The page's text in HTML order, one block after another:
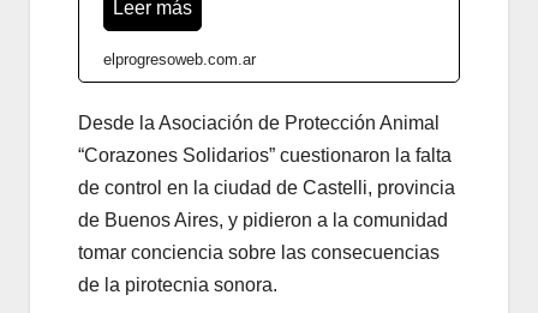
Leer más
elprogresoweb.com.ar
Desde la Asociación de Protección Animal
“Corazones Solidarios” cuestionaron la falta
de control en la ciudad de Castelli, provincia
de Buenos Aires, y pidieron a la comunidad
tomar conciencia sobre las consecuencias
de la pirotecnia sonora.